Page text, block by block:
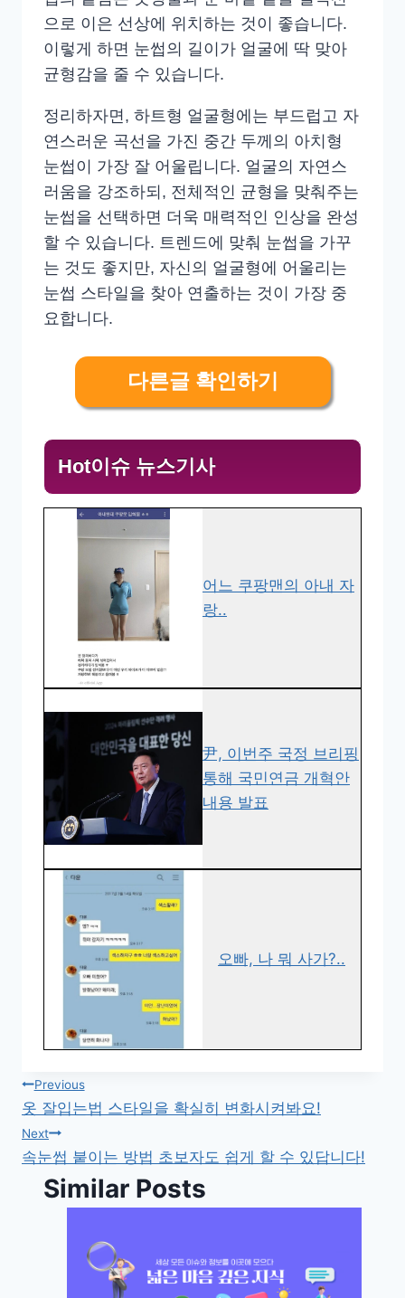
으로 이은 선상에 위치하는 것이 좋습니다.
이렇게 하면 눈썹의 길이가 얼굴에 딱 맞아
균형감을 줄 수 있습니다.
정리하자면, 하트형 얼굴형에는 부드럽고 자
연스러운 곡선을 가진 중간 두께의 아치형
눈썹이 가장 잘 어울립니다. 얼굴의 자연스
러움을 강조하되, 전체적인 균형을 맞춰주는
눈썹을 선택하면 더욱 매력적인 인상을 완성
할 수 있습니다. 트렌드에 맞춰 눈썹을 가꾸
는 것도 좋지만, 자신의 얼굴형에 어울리는
눈썹 스타일을 찾아 연출하는 것이 가장 중
요합니다.
다른글 확인하기
Hot이슈 뉴스기사
어느 쿠팡맨의 아내 자
랑..
尹, 이번주 국정 브리핑
통해 국민연금 개혁안
내용 발표
오빠, 나 뭐 사가?..
글
탐
색
Previous
옷 잘입는법 스타일을 확실히 변화시켜봐요!
Next
속눈썹 붙이는 방법 초보자도 쉽게 할 수 있답니다!
Similar Posts